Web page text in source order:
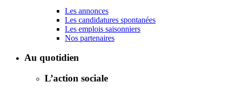
Les annonces
Les candidatures spontanées
Les emplois saisonniers
Nos partenaires
Au quotidien
L’action sociale